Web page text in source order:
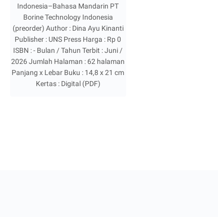
Indonesia–Bahasa Mandarin PT
Borine Technology Indonesia
(preorder) Author : Dina Ayu Kinanti
Publisher : UNS Press Harga : Rp 0
ISBN : - Bulan / Tahun Terbit : Juni /
2026 Jumlah Halaman : 62 halaman
Panjang x Lebar Buku : 14,8 x 21 cm
Kertas : Digital (PDF)